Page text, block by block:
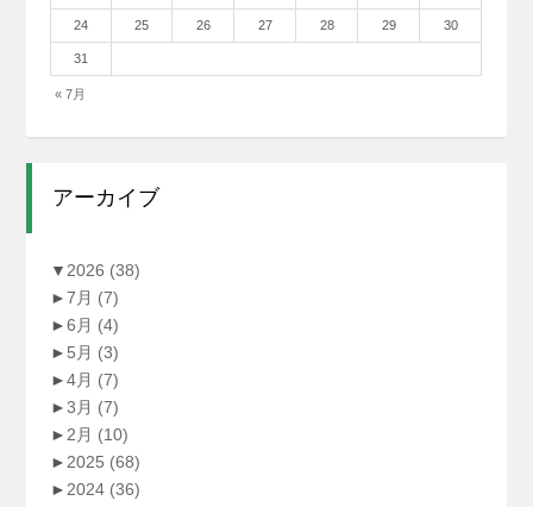
« 7月
24 25 26 27 28 29 30
31
アーカイブ
▼ 2026 (38)
►7月 (7)
►6月 (4)
► 5月 (3)
►4月 (7)
►3月 (7)
► 2月 (10)
► 2025 (68)
► 2024 (36)